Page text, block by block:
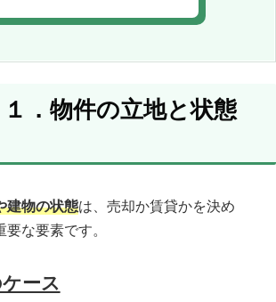
．物件の立地と状態
建物の状態は、売却か賃貸かを決め
な要素です。
ース